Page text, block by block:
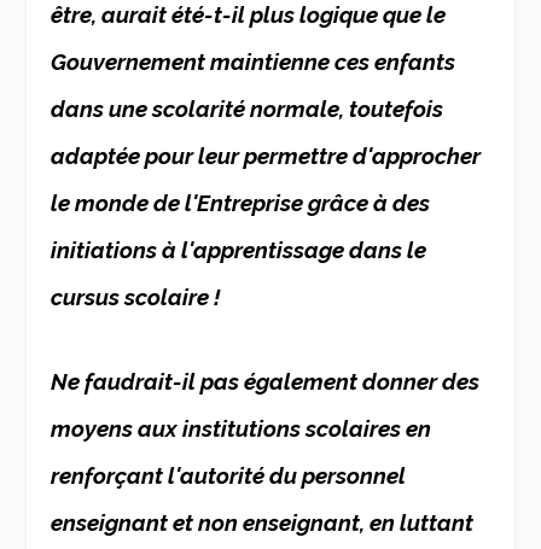
être, aurait été-t-il plus logique que le
Gouvernement maintienne ces enfants
dans une scolarité normale, toutefois
adaptée pour leur permettre d'approcher
le monde de l'Entreprise grâce à des
initiations à l'apprentissage dans le
cursus scolaire !
Ne faudrait-il pas également donner des
moyens aux institutions scolaires en
renforçant l'autorité du personnel
enseignant et non enseignant, en luttant